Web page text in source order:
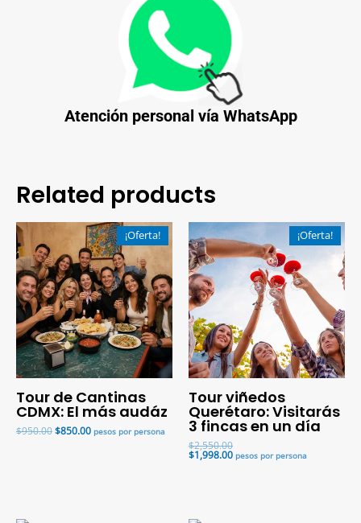
Atención personal vía WhatsApp
Related products
¡Oferta!
Tour de Cantinas
CDMX: El más audáz
$950.00$850.00 pesos por persona
¡Oferta!
Tour viñedos
Querétaro: Visitarás
3 fincas en un día
$2,550.00
$1,998.00 pesos por persona